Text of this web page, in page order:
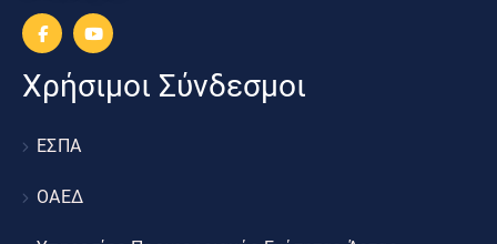
Χρήσιμοι Σύνδεσμοι
ΕΣΠΑ
ΟΑΕΔ